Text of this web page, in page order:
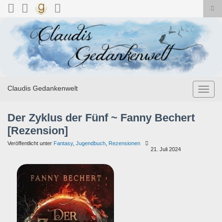
Search for:
Claudis Gedankenwelt
Der Zyklus der Fünf ~ Fanny Bechert
[Rezension]
Veröffentlicht unter Fantasy, Jugendbuch Rezensionen
21. Juli 2024